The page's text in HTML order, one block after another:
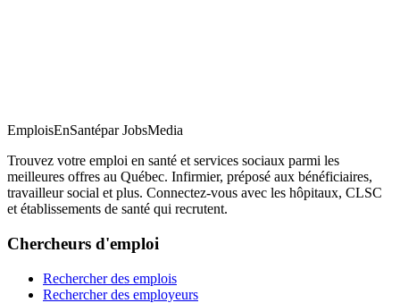
EmploisEnSantépar JobsMedia
Trouvez votre emploi en santé et services sociaux parmi les
meilleures offres au Québec. Infirmier, préposé aux bénéficiaires,
travailleur social et plus. Connectez-vous avec les hôpitaux, CLSC
et établissements de santé qui recrutent.
Chercheurs d'emploi
Rechercher des emplois
Rechercher des employeurs